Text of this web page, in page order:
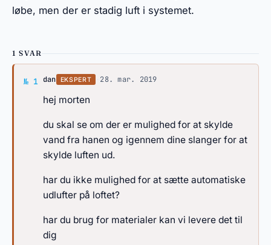
løbe, men der er stadig luft i systemet.
1 SVAR
№ 1 Svar af dan
dan EKSPERT 28. mar. 2019
hej morten
du skal se om der er mulighed for at skylde
vand fra hanen og igennem dine slanger for at
skylde luften ud.
har du ikke mulighed for at sætte automatiske
udlufter på loftet?
har du brug for materialer kan vi levere det til
dig